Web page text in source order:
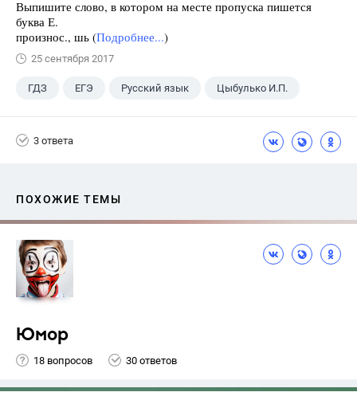
Выпишите слово, в котором на месте пропуска пишется
буква Е.
произнос., шь (Подробнее...)
25 сентября 2017
ГДЗ ЕГЭ Русский язык Цыбулько И.П.
3 ответа
ПОХОЖИЕ ТЕМЫ
Юмор
18 вопросов 30 ответов